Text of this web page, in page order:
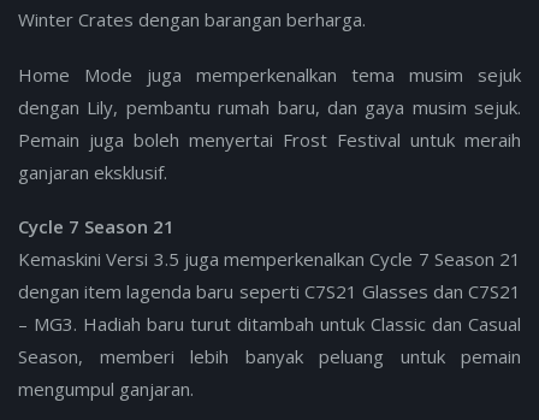
Winter Crates dengan barangan berharga.
Home Mode juga memperkenalkan tema musim sejuk
dengan Lily, pembantu rumah baru, dan gaya musim sejuk.
Pemain juga boleh menyertai Frost Festival untuk meraih
ganjaran eksklusif.
Cycle 7 Season 21
Kemaskini Versi 3.5 juga memperkenalkan Cycle 7 Season 21
dengan item lagenda baru seperti C7S21 Glasses dan C7S21
– MG3. Hadiah baru turut ditambah untuk Classic dan Casual
Season, memberi lebih banyak peluang untuk pemain
mengumpul ganjaran.